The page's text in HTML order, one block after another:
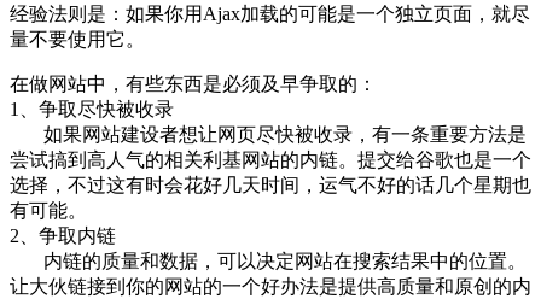
经验法则是：如果你用Ajax加载的可能是一个独立页面，就尽
量不要使用它。
在做网站中，有些东西是必须及早争取的：
1、争取尽快被收录
如果网站建设者想让网页尽快被收录，有一条重要方法是
尝试搞到高人气的相关利基网站的内链。提交给谷歌也是一个
选择，不过这有时会花好几天时间，运气不好的话几个星期也
有可能。
2、争取内链
内链的质量和数据，可以决定网站在搜索结果中的位置。
让大伙链接到你的网站的一个好办法是提供高质量和原创的内